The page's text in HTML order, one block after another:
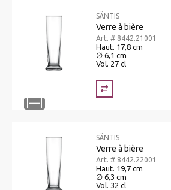
SÄNTIS
Verre à bière
Art. # 8442.21001
Haut. 17,8 cm
∅ 6,1 cm
Vol. 27 cl
SÄNTIS
Verre à bière
Art. # 8442.22001
Haut. 19,7 cm
∅ 6,3 cm
Vol. 32 cl